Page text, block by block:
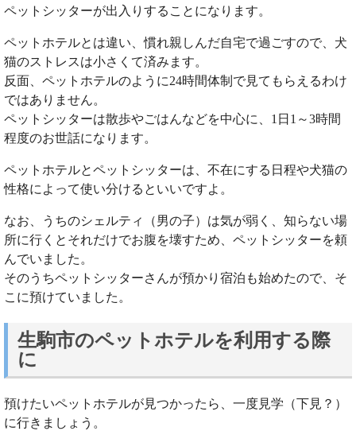
ペットシッターが出入りすることになります。
ペットホテルとは違い、慣れ親しんだ自宅で過ごすので、犬
猫のストレスは小さくて済みます。
反面、ペットホテルのように24時間体制で見てもらえるわけ
ではありません。
ペットシッターは散歩やごはんなどを中心に、1日1～3時間
程度のお世話になります。
ペットホテルとペットシッターは、不在にする日程や犬猫の
性格によって使い分けるといいですよ。
なお、うちのシェルティ（男の子）は気が弱く、知らない場
所に行くとそれだけでお腹を壊すため、ペットシッターを頼
んでいました。
そのうちペットシッターさんが預かり宿泊も始めたので、そ
こに預けていました。
生駒市のペットホテルを利用する際
に
預けたいペットホテルが見つかったら、一度見学（下見？）
に行きましょう。